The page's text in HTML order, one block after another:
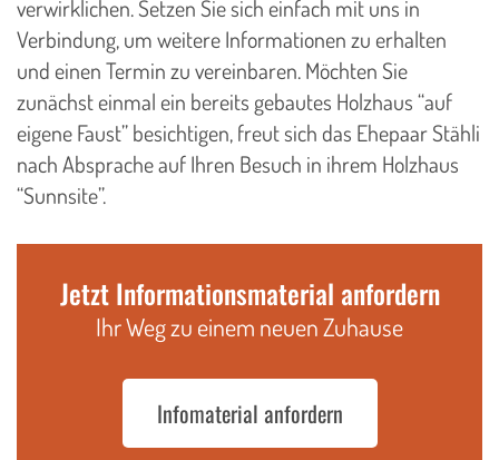
verwirklichen. Setzen Sie sich einfach mit uns in
Verbindung, um weitere Informationen zu erhalten
und einen Termin zu vereinbaren. Möchten Sie
zunächst einmal ein bereits gebautes Holzhaus “auf
eigene Faust” besichtigen, freut sich das Ehepaar Stähli
nach Absprache auf Ihren Besuch in ihrem Holzhaus
“Sunnsite”.
Jetzt Informationsmaterial anfordern
Ihr Weg zu einem neuen Zuhause
Infomaterial anfordern